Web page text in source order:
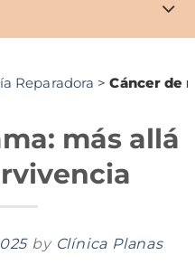
Reparadora >Cáncer de
más allá
by Clínica Planas